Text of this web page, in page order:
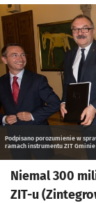
Kliknij, aby
Podpisano porozumienie w
ramach instrumentu ZIT Gminie
Niemal 300
ZIT-u